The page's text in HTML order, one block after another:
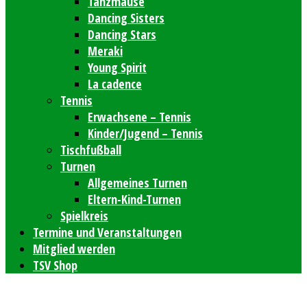
Dancing Sisters
Dancing Stars
Meraki
Young Spirit
La cadence
Tennis
Erwachsene – Tennis
Kinder/Jugend – Tennis
Tischfußball
Turnen
Allgemeines Turnen
Eltern-Kind-Turnen
Spielkreis
Termine und Veranstaltungen
Mitglied werden
TSV Shop